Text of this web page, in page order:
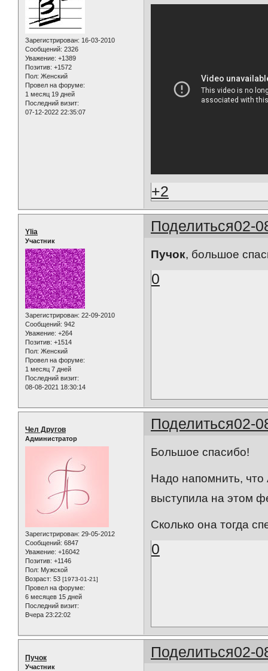
Зарегистрирован: 16-03-2010
Сообщений: 2326
Уважение: +1389
Позитив: +1572
Пол: Женский
Провел на форуме:
1 месяц 19 дней
Последний визит:
07-12-2022 22:35:07
+2
Поделиться02-
Ylia
Участник
Зарегистрирован: 22-09-2010
Сообщений: 942
Уважение: +264
Позитив: +1514
Пол: Женский
Провел на форуме:
1 месяц 7 дней
Последний визит:
08-08-2021 18:30:14
Пучок, большое
0
Поделиться02-
Чел Другов
Администратор
Зарегистрирован: 29-05-2012
Сообщений: 6847
Уважение: +16042
Позитив: +1146
Пол: Мужской
Возраст: 53 [1973-01-21]
Провел на форуме:
6 месяцев 15 дней
Последний визит:
Вчера 23:22:02
Большое спасибо!
Надо напомнить,
выступила на этом
Сколько она тогда
0
Поделиться02-
Пучок
Участник